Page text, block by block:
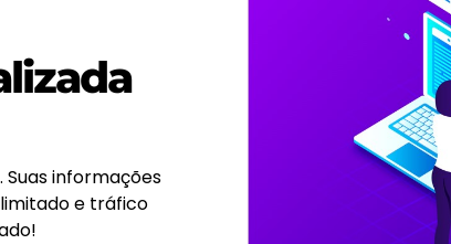
informações
e tráfico